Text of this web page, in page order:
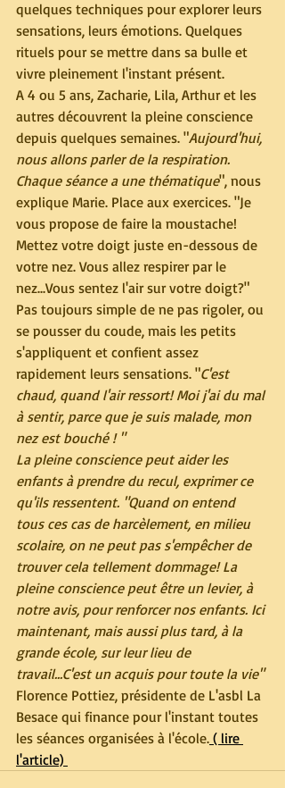
quelques techniques pour explorer leurs
sensations, leurs émotions. Quelques
rituels pour se mettre dans sa bulle et
vivre pleinement l'instant présent.
A 4 ou 5 ans, Zacharie, Lila, Arthur et les
autres découvrent la pleine conscience
depuis quelques semaines. "Aujourd'hui,
nous allons parler de la respiration.
Chaque séance a une thématique", nous
explique Marie. Place aux exercices. "Je
vous propose de faire la moustache!
Mettez votre doigt juste en-dessous de
votre nez. Vous allez respirer par le
nez...Vous sentez l'air sur votre doigt?"
Pas toujours simple de ne pas rigoler, ou
se pousser du coude, mais les petits
s'appliquent et confient assez
rapidement leurs sensations. "C'est
chaud, quand l'air ressort! Moi j'ai du mal
à sentir, parce que je suis malade, mon
nez est bouché ! "
La pleine conscience peut aider les
enfants à prendre du recul, exprimer ce
qu'ils ressentent. "Quand on entend
tous ces cas de harcèlement, en milieu
scolaire, on ne peut pas s'empêcher de
trouver cela tellement dommage! La
pleine conscience peut être un levier, à
notre avis, pour renforcer nos enfants. Ici
maintenant, mais aussi plus tard, à la
grande école, sur leur lieu de
travail...C'est un acquis pour toute la vie"
Florence Pottiez, présidente de L'asbl La
Besace qui finance pour l'instant toutes
les séances organisées à l'école. ( lire
l'article)